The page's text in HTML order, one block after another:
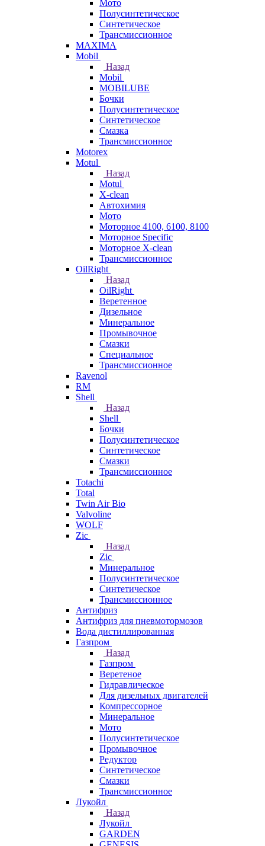
Мото
Полусинтетическое
Синтетическое
Трансмиссионное
MAXIMA
Mobil
Назад
Mobil
MOBILUBE
Бочки
Полусинтетическое
Синтетическое
Смазка
Трансмиссионное
Motorex
Motul
Назад
Motul
X-clean
Автохимия
Мото
Моторное 4100, 6100, 8100
Моторное Specific
Моторное X-clean
Трансмиссионное
OilRight
Назад
OilRight
Веретенное
Дизельное
Минеральное
Промывочное
Смазки
Специальное
Трансмиссионное
Ravenol
RM
Shell
Назад
Shell
Бочки
Полусинтетическое
Синтетическое
Смазки
Трансмиссионное
Totachi
Total
Twin Air Bio
Valvoline
WOLF
Zic
Назад
Zic
Минеральное
Полусинтетическое
Синтетическое
Трансмиссионное
Антифриз
Антифриз для пневмотормозов
Вода дистиллированная
Газпром
Назад
Газпром
Веретеное
Гидравлическое
Для дизельных двигателей
Компрессорное
Минеральное
Мото
Полусинтетическое
Промывочное
Редуктор
Синтетическое
Смазки
Трансмиссионное
Лукойл
Назад
Лукойл
GARDEN